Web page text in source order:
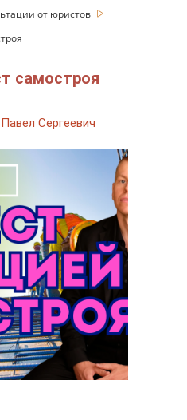
от юристов
самостроя
Сергеевич